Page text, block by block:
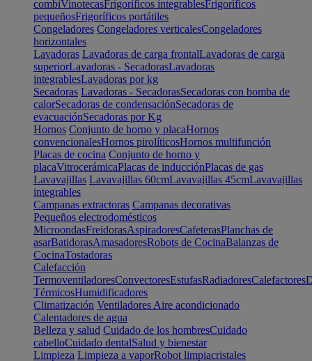
combiVinotecasFrigoríficos integrablesFrigoríficos
pequeñosFrigoríficos portátiles
Congeladores Congeladores verticalesCongeladores
horizontales
Lavadoras Lavadoras de carga frontalLavadoras de carga
superiorLavadoras - SecadorasLavadoras
integrablesLavadoras por kg
Secadoras Lavadoras - SecadorasSecadoras con bomba de
calorSecadoras de condensaciónSecadoras de
evacuaciónSecadoras por Kg
Hornos Conjunto de horno y placaHornos
convencionalesHornos pirolíticosHornos multifunción
Placas de cocina Conjunto de horno y
placaVitrocerámicaPlacas de inducciónPlacas de gas
Lavavajillas Lavavajillas 60cmLavavajillas 45cmLavavajillas
integrables
Campanas extractoras Campanas decorativas
Pequeños electrodomésticos
MicroondasFreidorasAspiradoresCafeterasPlanchas de
asarBatidorasAmasadoresRobots de CocinaBalanzas de
CocinaTostadoras
Calefacción
TermoventiladoresConvectoresEstufasRadiadoresCalefactores
TérmicosHumidificadores
Climatización Ventiladores Aire acondicionado
Calentadores de agua
Belleza y salud Cuidado de los hombresCuidado
cabelloCuidado dentalSalud y bienestar
Limpieza Limpieza a vaporRobot limpiacristales